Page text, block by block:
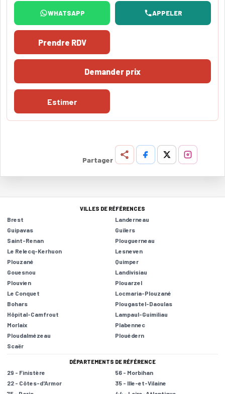
WHATSAPP APPELER
Prendre RDV
Demander prix
Estimer
Partager
VILLES DE RÉFÉRENCES
Brest
Landerneau
Guipavas
Guilers
Saint-Renan
Plouguerneau
Le Relecq-Kerhuon
Lesneven
Plouzané
Quimper
Gouesnou
Landivisiau
Plouvien
Plouarzel
Le Conquet
Locmaria-Plouzané
Bohars
Plougastel-Daoulas
Hôpital-Camfrout
Lampaul-Guimiliau
Morlaix
Plabennec
Ploudalmézeau
Plouédern
Scaër
DÉPARTEMENTS DE RÉFÉRENCE
29 - Finistère
56 - Morbihan
22 - Côtes-d'Armor
35 - Ille-et-Vilaine